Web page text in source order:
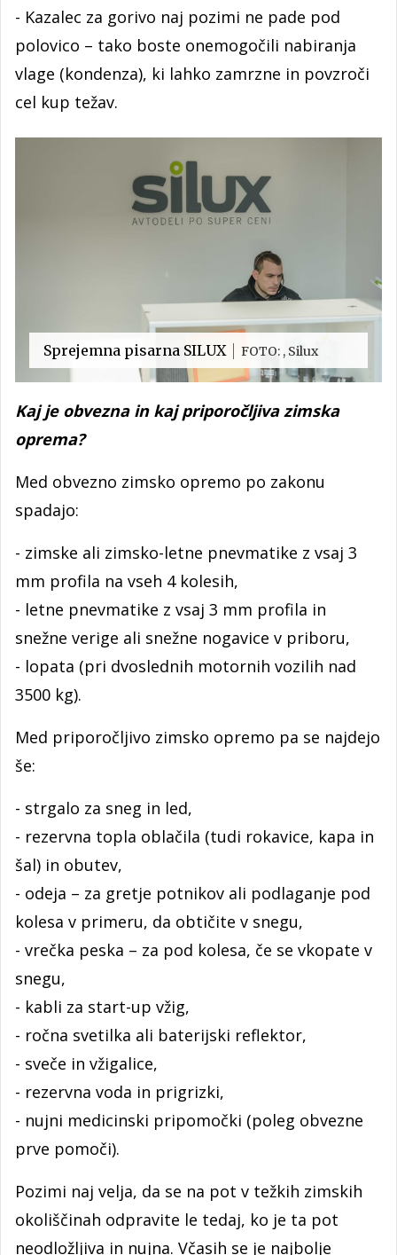
- Kazalec za gorivo naj pozimi ne pade pod
polovico – tako boste onemogočili nabiranja
vlage (kondenza), ki lahko zamrzne in povzroči
cel kup težav.
Sprejemna pisarna SILUX FOTO: , Silux
Kaj je obvezna in kaj priporočljiva zimska
oprema?
Med obvezno zimsko opremo po zakonu
spadajo:
- zimske ali zimsko-letne pnevmatike z vsaj 3
mm profila na vseh 4 kolesih,
- letne pnevmatike z vsaj 3 mm profila in
snežne verige ali snežne nogavice v priboru,
- lopata (pri dvoslednih motornih vozilih nad
3500 kg).
Med priporočljivo zimsko opremo pa se najdejo
še:
- strgalo za sneg in led,
- rezervna topla oblačila (tudi rokavice, kapa in
šal) in obutev,
- odeja – za gretje potnikov ali podlaganje pod
kolesa v primeru, da obtičite v snegu,
- vrečka peska – za pod kolesa, če se vkopate v
snegu,
- kabli za start-up vžig,
- ročna svetilka ali baterijski reflektor,
- sveče in vžigalice,
- rezervna voda in prigrizki,
- nujni medicinski pripomočki (poleg obvezne
prve pomoči).
Pozimi naj velja, da se na pot v težkih zimskih
okoliščinah odpravite le tedaj, ko je ta pot
neodložljiva in nujna. Včasih se je najbolje